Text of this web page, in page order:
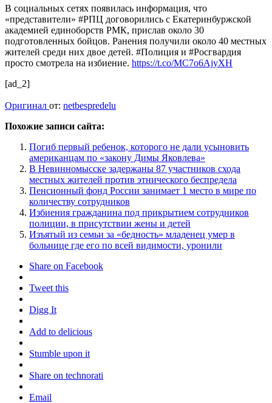
В социальных сетях появилась информация, что
«представители» #РПЦ договорились с Екатеринбуржской
академией единоборств РМК, прислав около 30
подготовленных бойцов. Ранения получили около 40 местных
жителей среди них двое детей. #Полиция и #Росгвардия
просто смотрела на избиение. https://t.co/MC7o6AjyXH
[ad_2]
Оригинал от: netbespredelu
Похожие записи сайта:
Погиб первый ребенок, которого не дали усыновить
американцам по «закону Димы Яковлева»
В Невинномысске задержаны 87 участников схода
местных жителей против этнического беспредела
Пенсионный фонд России занимает 1 место в мире по
количеству сотрудников
Избиения гражданина под прикрытием сотрудников
полиции, в присутствии жены и детей
Изъятый из семьи за «бедность» младенец умер в
больнице где его по всей видимости, уронили
Share on Facebook
Tweet this
Digg It
Add to delicious
Stumble upon it
Share on technorati
Email